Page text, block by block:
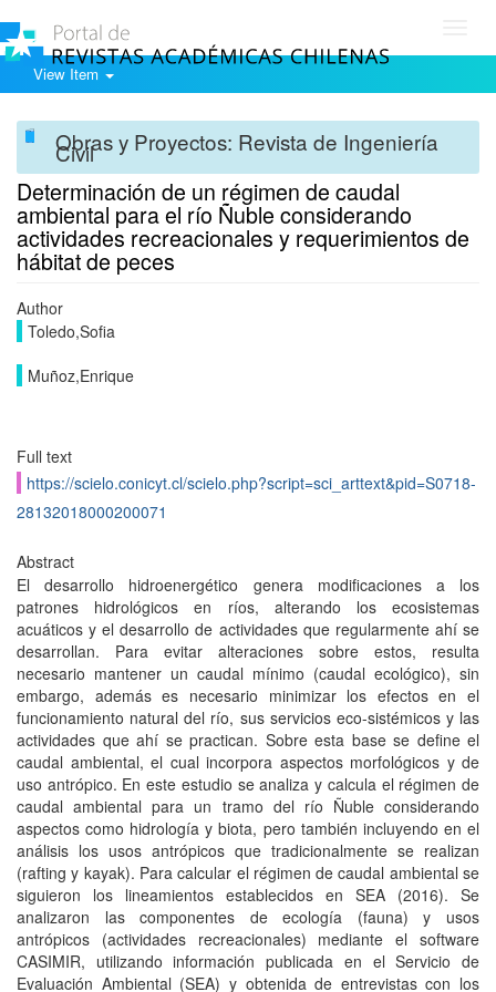
View Item
Obras y Proyectos: Revista de Ingeniería
Civil
Determinación de un régimen de caudal
ambiental para el río Ñuble considerando
actividades recreacionales y requerimientos de
hábitat de peces
Author
Toledo,Sofia
Muñoz,Enrique
Full text
https://scielo.conicyt.cl/scielo.php?script=sci_arttext&pid=S0718-
28132018000200071
Abstract
El desarrollo hidroenergético genera modificaciones a los
patrones hidrológicos en ríos, alterando los ecosistemas
acuáticos y el desarrollo de actividades que regularmente ahí se
desarrollan. Para evitar alteraciones sobre estos, resulta
necesario mantener un caudal mínimo (caudal ecológico), sin
embargo, además es necesario minimizar los efectos en el
funcionamiento natural del río, sus servicios eco-sistémicos y las
actividades que ahí se practican. Sobre esta base se define el
caudal ambiental, el cual incorpora aspectos morfológicos y de
uso antrópico. En este estudio se analiza y calcula el régimen de
caudal ambiental para un tramo del río Ñuble considerando
aspectos como hidrología y biota, pero también incluyendo en el
análisis los usos antrópicos que tradicionalmente se realizan
(rafting y kayak). Para calcular el régimen de caudal ambiental se
siguieron los lineamientos establecidos en SEA (2016). Se
analizaron las componentes de ecología (fauna) y usos
antrópicos (actividades recreacionales) mediante el software
CASIMIR, utilizando información publicada en el Servicio de
Evaluación Ambiental (SEA) y obtenida de entrevistas con los